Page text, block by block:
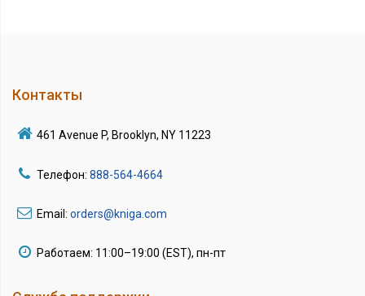
Контакты
461 Avenue P, Brooklyn, NY 11223
Телефон: 888-564-4664
Email: orders@kniga.com
Работаем: 11:00–19:00 (EST), пн-пт